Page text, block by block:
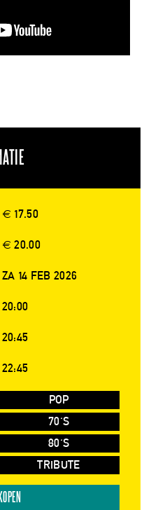
€ 17.50
€ 20.00
ZA 14 FEB 2026
20:00
20:45
22:45
POP
70'S
80'S
TRIBUTE